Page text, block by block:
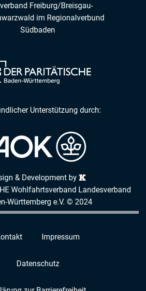
Freiburg/Breisgau-
im Regionalverbund
Südbaden
Unterstützung durch:
& Development by
Wohlfahrtsverband Landesverband
Württemberg e.V. © 2024
Impressum
Datenschutz